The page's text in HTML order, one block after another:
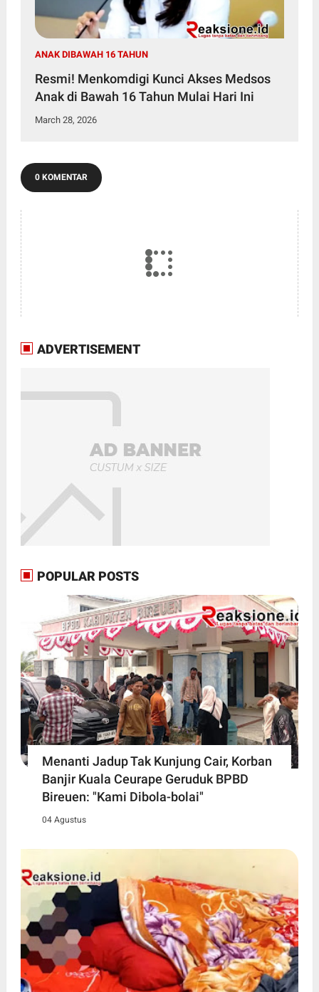
ANAK DIBAWAH 16 TAHUN
Resmi! Menkomdigi Kunci Akses Medsos
Anak di Bawah 16 Tahun Mulai Hari Ini
March 28, 2026
0 KOMENTAR
ADVERTISEMENT
POPULAR POSTS
Menanti Jadup Tak Kunjung Cair, Korban
Banjir Kuala Ceurape Geruduk BPBD
Bireuen: "Kami Dibola-bolai"
04 Agustus